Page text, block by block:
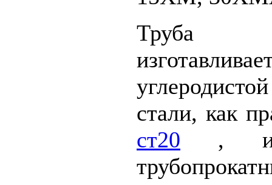
Труба
стали, как
ст20 ,